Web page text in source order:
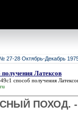
№ 27-28 Октябрь-Декабрь
получения Латексов
способ получения
ПОХОД. -